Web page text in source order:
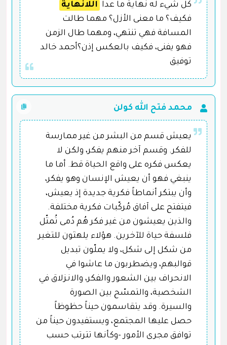
كل شيء له نهاية ما عدا اللانهاية
فكيف؟ ما معنى الأزل؟ مهما طالت
المسافة فهي تنتهي، ومهما طال الزمن
فهو يفنى، فكيف بالعكس إذن؟أحمد خالد
توفيق
محمد فتح الله كولن
يعيش قسم من البشر من غير ممارسة
للفكر. وقسم آخر منهم يفكر، ولكن لا
يعكس فكره على واقع الحياة قط. أما ما
ينبغي فهو أن يعيش الإنسان وهو يفكر،
وأن يبتكر أنماطاً فكرية جديدة إذ يعيش،
فيتفتح على آفاق مُركّبات فكرية مختلفة.
والذين يعيشون من غير فكر هُم دُمى تُمثّل
فلسفة حياة للآخرين. هؤلاء يلهثون للتغير
من شكل إلى شكل، ولا يملّون تبديل
قوالبهم، ويضطربون ما عاشوا في
الانحراف بين الشعور والفكر، والانـزلاق في
الشخصية، والتمسّح بين الصورة
والسيرة. وقد يتقاسمون حيناً حظوظاً
حصل عليها المجتمع، ويستفيدون حيناً من
توافق مجرى الأمور -وكأنها تترتب حسب